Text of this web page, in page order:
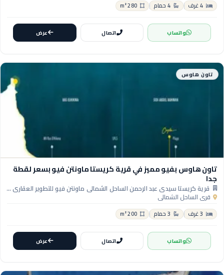
4 غرف 4 حمام 280 m²
واتساب اتصال عرض
تاون هاوس
تاون هاوس بفيو مميز في قرية كريستا ماونتن فيو بسعر لقطة
جدا
قرية كريستا سيدي عبد الرحمن الساحل الشمالي ماونتن فيو للتطوير العقاري - Crysta Sidi Abdelrahman North Coast Village
قرى الساحل الشمالي
3 غرف 3 حمام 200 m²
واتساب اتصال عرض